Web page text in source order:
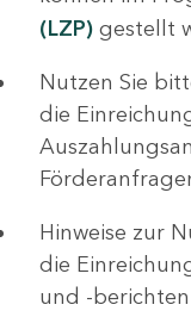
(LZP) gestellt
Nutzen Sie
die
Hinweise zur
die
und -